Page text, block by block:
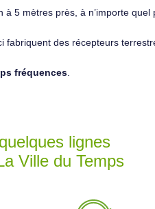
5 mètres près, à n’importe
fabriquent des récepteurs
fréquences
lignes
Ville du Temps